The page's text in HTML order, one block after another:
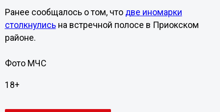
Ранее сообщалось о том, что две иномарки
столкнулисьна встречной полосе в Приокском
районе.
Фото МЧС
18+